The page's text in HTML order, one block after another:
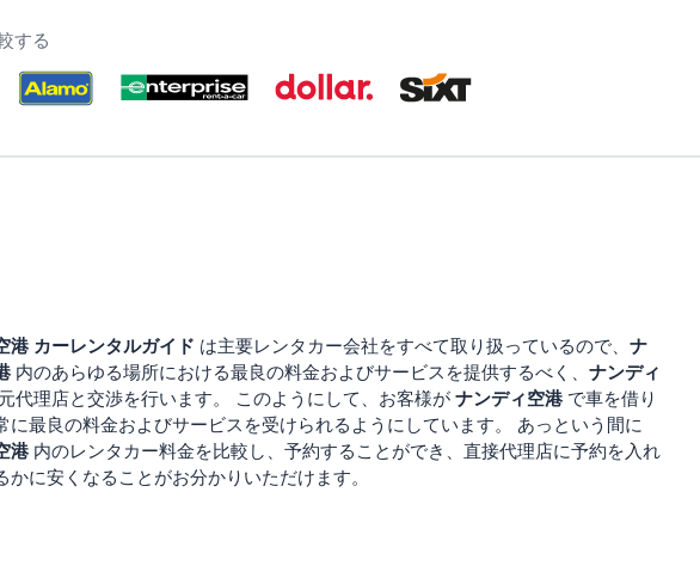
する
港カーレンタルガイド は主要レンタカー会社をすべて取り扱っているので、 ナ
内のあらゆる場所における最良の料金およびサービスを提供するべく、 ナンディ
代理店と交渉を行います。 このようにして、お客様が ナンディ空港で車を借り
に最良の料金およびサービスを受けられるようにしています。 あっという間に
港内のレンタカー料金を比較し、予約することができ、直接代理店に予約を入れ
かに安くなることがお分かりいただけます。